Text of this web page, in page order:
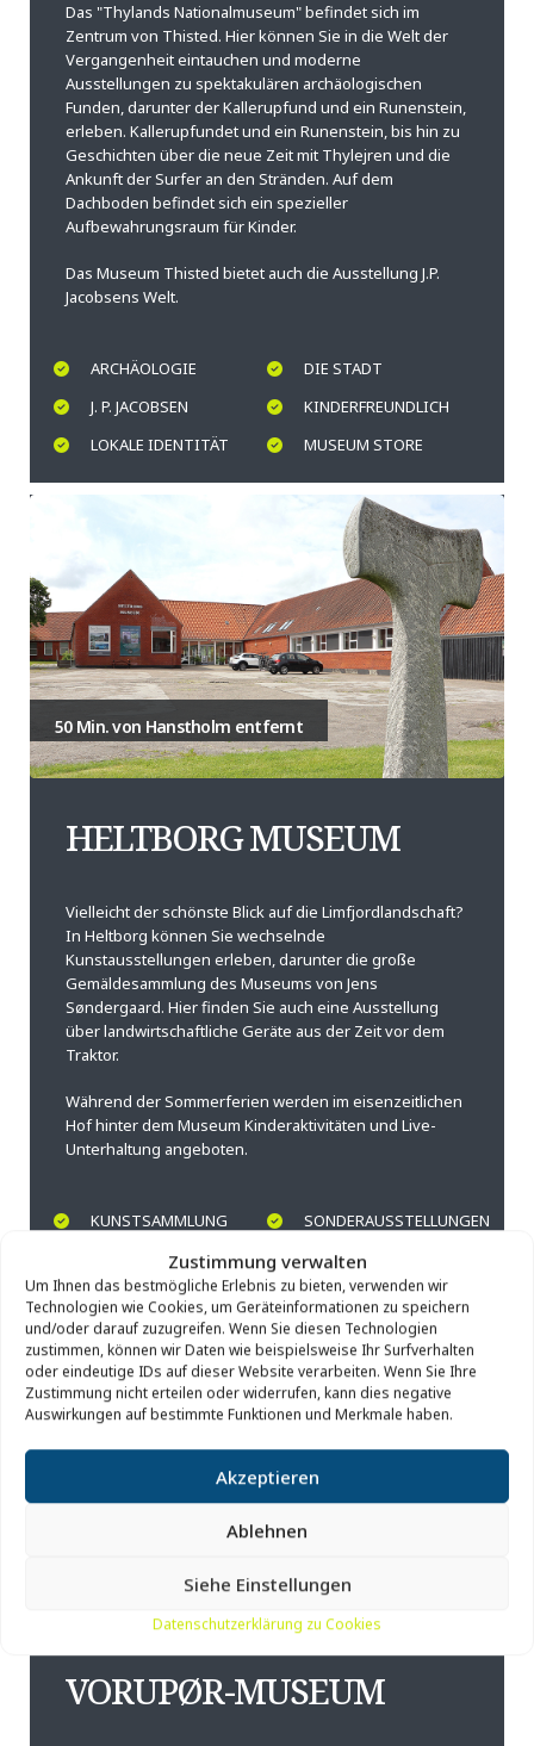
Zustimmung verwalten
Um Ihnen das bestmögliche Erlebnis zu bieten, verwenden wir
Technologien wie Cookies, um Geräteinformationen zu speichern
und/oder darauf zuzugreifen. Wenn Sie diesen Technologien
zustimmen, können wir Daten wie beispielsweise Ihr Surfverhalten
oder eindeutige IDs auf dieser Website verarbeiten. Wenn Sie Ihre
Zustimmung nicht erteilen oder widerrufen, kann dies negative
Auswirkungen auf bestimmte Funktionen und Merkmale haben.
Akzeptieren
Ablehnen
Siehe Einstellungen
Datenschutzerklärung zu Cookies
Das "Thylands Nationalmuseum" befindet sich im
Zentrum von Thisted. Hier können Sie in die Welt der
Vergangenheit eintauchen und moderne
Ausstellungen zu spektakulären archäologischen
Funden, darunter der Kallerupfund und ein Runenstein,
erleben. Kallerupfundet und ein Runenstein, bis hin zu
Geschichten über die neue Zeit mit Thylejren und die
Ankunft der Surfer an den Stränden. Auf dem
Dachboden befindet sich ein spezieller
Aufbewahrungsraum für Kinder.
Das Museum Thisted bietet auch die Ausstellung J.P.
Jacobsens Welt.
ARCHÄOLOGIE
DIE STADT
J. P. JACOBSEN
KINDERFREUNDLICH
LOKALE IDENTITÄT
MUSEUM STORE
50 Min. von Hanstholm entfernt
HELTBORG MUSEUM
Vielleicht der schönste Blick auf die Limfjordlandschaft?
In Heltborg können Sie wechselnde
Kunstausstellungen erleben, darunter die große
Gemäldesammlung des Museums von Jens
Søndergaard. Hier finden Sie auch eine Ausstellung
über landwirtschaftliche Geräte aus der Zeit vor dem
Traktor.
Während der Sommerferien werden im eisenzeitlichen
Hof hinter dem Museum Kinderaktivitäten und Live-
Unterhaltung angeboten.
KUNSTSAMMLUNG
SONDERAUSSTELLUNGEN
EARTH AGE FARM
MUSEUM STORE
LEBENSENTWICKLUNG
VOR DEM TRAKTOR
20 Min. von Hanstholm entfernt
VORUPØR-MUSEUM